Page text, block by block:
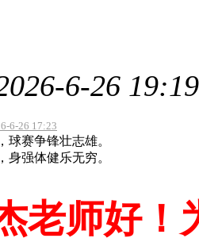
6-26
6-26 17:23
球赛争锋壮志雄。
身强体健乐无穷。
老师好！